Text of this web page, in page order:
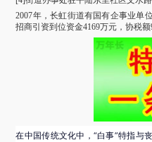
2007年，长虹街道有国有企事业单
招商引资到位资金4169万元，协税额
在中国传统文化中，“白事”特指与